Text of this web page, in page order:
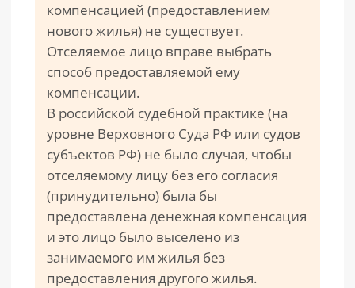
компенсацией (предоставлением
нового жилья) не существует.
Отселяемое лицо вправе выбрать
способ предоставляемой ему
компенсации.
В российской судебной практике (на
уровне Верховного Суда РФ или судов
субъектов РФ) не было случая, чтобы
отселяемому лицу без его согласия
(принудительно) была бы
предоставлена денежная компенсация
и это лицо было выселено из
занимаемого им жилья без
предоставления другого жилья.